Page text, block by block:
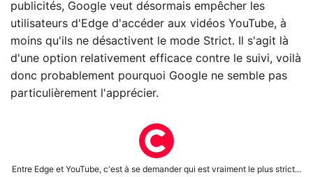
publicités, Google veut désormais empêcher les
utilisateurs d'Edge d'accéder aux vidéos YouTube, à
moins qu'ils ne désactivent le mode Strict. Il s'agit là
d'une option relativement efficace contre le suivi, voilà
donc probablement pourquoi Google ne semble pas
particulièrement l'apprécier.
Entre Edge et YouTube, c'est à se demander qui est vraiment le plus strict...